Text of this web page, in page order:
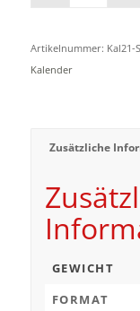
Artikelnummer: Kal21-
Kalender
Zusätzliche
GEWICHT
FORMAT